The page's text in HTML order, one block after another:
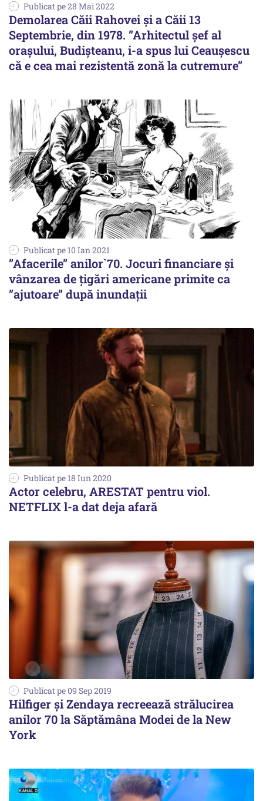
Publicat pe 28 Mai 2022
Demolarea Căii Rahovei și a Căii 13
Septembrie, din 1978. ”Arhitectul șef al
orașului, Budișteanu, i-a spus lui Ceaușescu
că e cea mai rezistentă zonă la cutremure”
Publicat pe 10 Ian 2021
”Afacerile” anilor`70. Jocuri financiare și
vânzarea de țigări americane primite ca
”ajutoare” după inundații
Publicat pe 18 Iun 2020
Actor celebru, ARESTAT pentru viol.
NETFLIX l-a dat deja afară
Publicat pe 09 Sep 2019
Hilfiger şi Zendaya recreează strălucirea
anilor 70 la Săptămâna Modei de la New
York